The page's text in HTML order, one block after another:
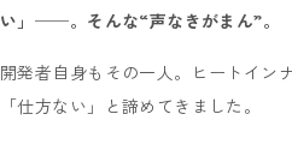
い」──。そんな“声なきがまん”。
開発者自身もその一人。ヒートイン
「仕方ない」と諦めてきました。